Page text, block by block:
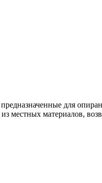
для
местных материалов,